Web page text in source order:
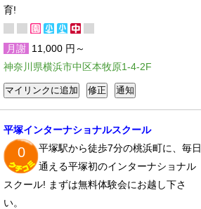
育!
月謝 11,000 円～
神奈川県横浜市中区本牧原1-4-2F
平塚インターナショナルスクール
0
平塚駅から徒歩7分の桃浜町に、毎日
通える平塚初のインターナショナル
スクール! まずは無料体験会にお越し下さ
い。